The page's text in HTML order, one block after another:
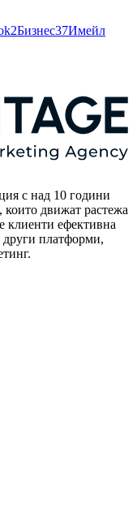
2Бизнес37Имейл
с над 10 години
които движат растежа
клиенти ефективна
платформи,